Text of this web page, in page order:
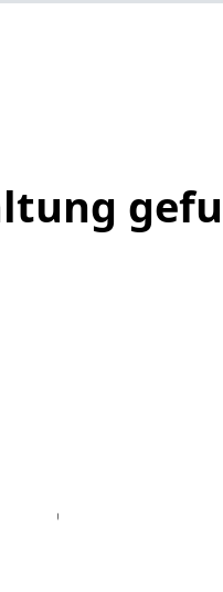
LinkedIn